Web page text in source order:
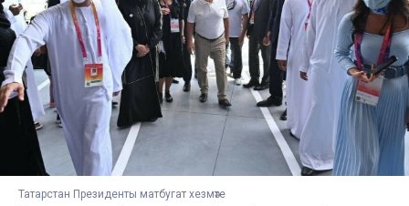
Татарстан Президенты матбугат хезмәте